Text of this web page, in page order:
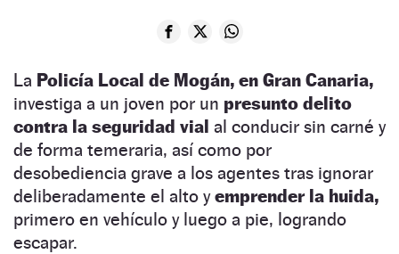
La Policía Local de Mogán, en Gran Canaria,
investiga a un joven por un presunto delito
contra la seguridad vial al conducir sin carné y
de forma temeraria, así como por
desobediencia grave a los agentes tras ignorar
deliberadamente el alto yemprender la huida,
primero en vehículo y luego a pie, logrando
escapar.